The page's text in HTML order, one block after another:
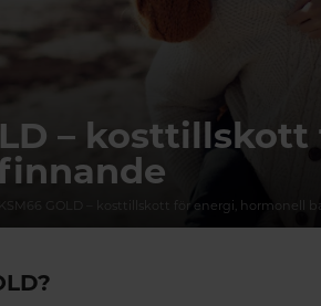
–
KSM66 GOLD – kosttillskott för energi, hormonell